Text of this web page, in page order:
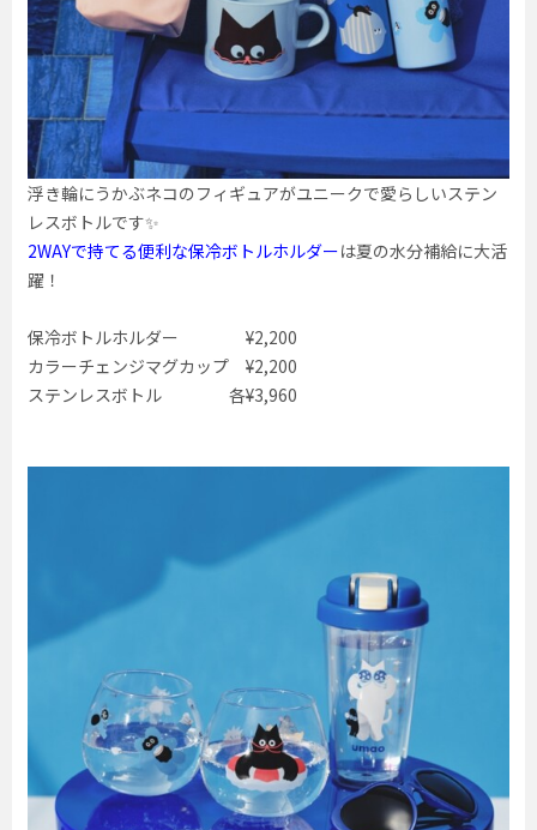
浮き輪にうかぶネコのフィギュアがユニークで愛らしいステン
レスボトルです✨
2WAYで持てる便利な保冷ボトルホルダーは夏の水分補給に大活
躍！
保冷ボトルホルダー ¥2,200
カラーチェンジマグカップ ¥2,200
ステンレスボトル 各¥3,960